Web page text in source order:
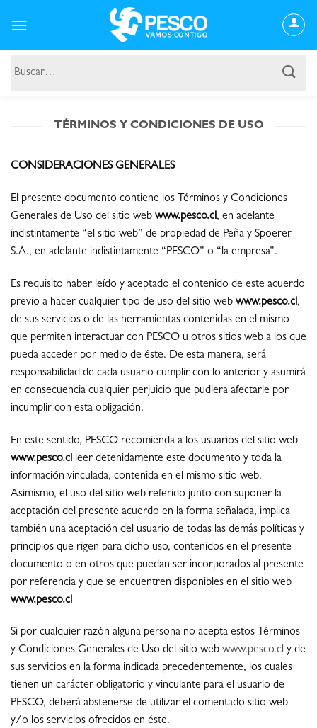
Buscar
TÉRMINOS Y CONDICIONES DE USO
CONSIDERACIONES GENERALES
El presente documento contiene los Términos y Condiciones
Generales de Uso del sitio web www.pesco.cl, en adelante
indistintamente “el sitio web” de propiedad de Peña y Spoerer
S.A., en adelante indistintamente “PESCO” o “la empresa”.
Es requisito haber leído y aceptado el contenido de este acuerdo
previo a hacer cualquier tipo de uso del sitio web www.pesco.cl,
de sus servicios o de las herramientas contenidas en el mismo
que permiten interactuar con PESCO u otros sitios web a los que
pueda acceder por medio de éste. De esta manera, será
responsabilidad de cada usuario cumplir con lo anterior y asumirá
en consecuencia cualquier perjuicio que pudiera afectarle por
incumplir con esta obligación.
En este sentido, PESCO recomienda a los usuarios del sitio web
www.pesco.cl leer detenidamente este documento y toda la
información vinculada, contenida en el mismo sitio web.
Asimismo, el uso del sitio web referido junto con suponer la
aceptación del presente acuerdo en la forma señalada, implica
también una aceptación del usuario de todas las demás políticas y
principios que rigen para dicho uso, contenidos en el presente
documento o en otros que puedan ser incorporados al presente
por referencia y que se encuentren disponibles en el sitio web
www.pesco.cl
Si por cualquier razón alguna persona no acepta estos Términos
y Condiciones Generales de Uso del sitio web www.pesco.cl y de
sus servicios en la forma indicada precedentemente, los cuales
tienen un carácter obligatorio y vinculante para el usuario de
PESCO, deberá abstenerse de utilizar el comentado sitio web
y/o los servicios ofrecidos en éste.